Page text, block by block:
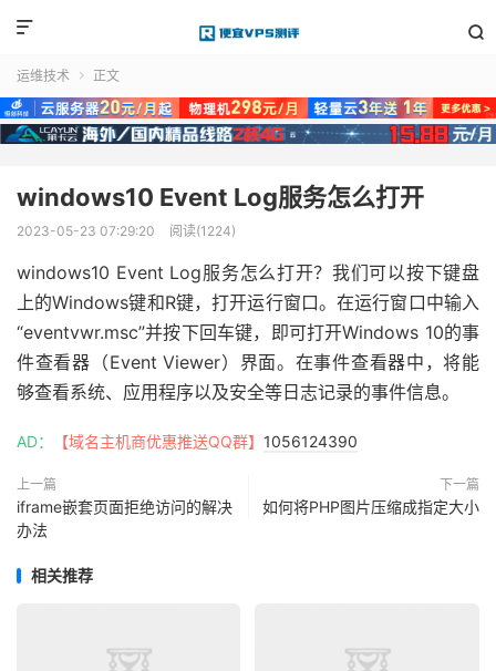


运维技术  正文
windows10 Event Log服务怎么打开
2023-05-23 07:29:20 阅读(1224)
windows10 Event Log服务怎么打开？我们可以按下键盘
上的Windows键和R键，打开运行窗口。在运行窗口中输入
“eventvwr.msc”并按下回车键，即可打开Windows 10的事
件查看器（Event Viewer）界面。在事件查看器中，将能
够查看系统、应用程序以及安全等日志记录的事件信息。
AD： 【域名主机商优惠推送QQ群】 1056124390
上一篇
iframe嵌套页面拒绝访问的解决
办法
下一篇
如何将PHP图片压缩成指定大小
相关推荐